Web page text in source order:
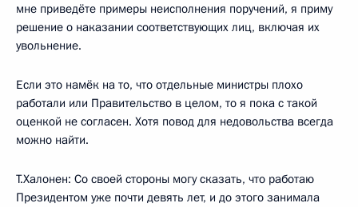
мне приведёте примеры неисполнения поручений, я приму
решение о наказании соответствующих лиц, включая их
увольнение.
Если это намёк на то, что отдельные министры плохо
работали или Правительство в целом, то я пока с такой
оценкой не согласен. Хотя повод для недовольства всегда
можно найти.
Т.Халонен: Со своей стороны могу сказать, что работаю
Президентом уже почти девять лет, и до этого занимала